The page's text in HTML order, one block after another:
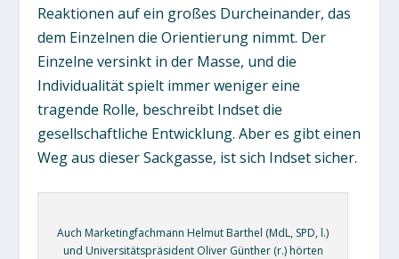
Reaktionen auf ein großes Durcheinander, das
dem Einzelnen die Orientierung nimmt. Der
Einzelne versinkt in der Masse, und die
Individualität spielt immer weniger eine
tragende Rolle, beschreibt Indset die
gesellschaftliche Entwicklung. Aber es gibt einen
Weg aus dieser Sackgasse, ist sich Indset sicher.
Auch Marketingfachmann Helmut Barthel (MdL, SPD, l.)
und Universitätspräsident Oliver Günther (r.) hörten